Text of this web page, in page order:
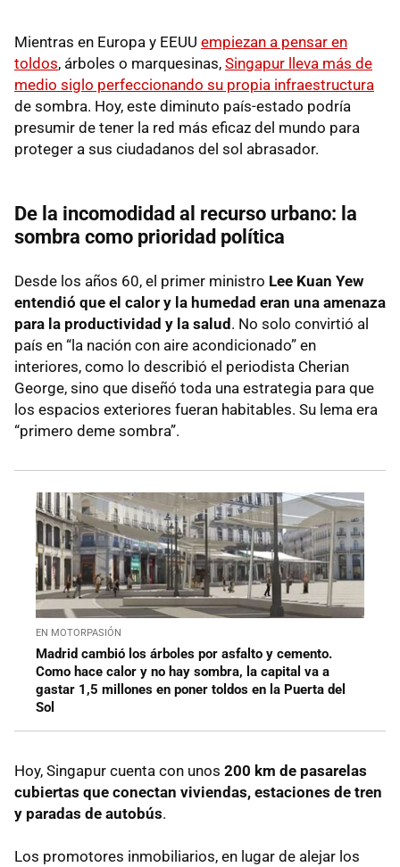
Mientras en Europa y EEUU empiezan a pensar en
toldos, árboles o marquesinas, Singapur lleva más de
medio siglo perfeccionando su propia infraestructura
de sombra. Hoy, este diminuto país-estado podría
presumir de tener la red más eficaz del mundo para
proteger a sus ciudadanos del sol abrasador.
De la incomodidad al recurso urbano: la
sombra como prioridad política
Desde los años 60, el primer ministro Lee Kuan Yew
entendió que el calor y la humedad eran una amenaza
para la productividad y la salud . No solo convirtió al
país en “la nación con aire acondicionado” en
interiores, como lo describió el periodista Cherian
George, sino que diseñó toda una estrategia para que
los espacios exteriores fueran habitables. Su lema era
“primero deme sombra”.
EN MOTORPASIÓN
Madrid cambió los árboles por asfalto y cemento.
Como hace calor y no hay sombra, la capital va a
gastar 1,5 millones en poner toldos en la Puerta del
Sol
Hoy, Singapur cuenta con unos 200 km de pasarelas
cubiertas que conectan viviendas, estaciones de tren
y paradas de autobús.
Los promotores inmobiliarios, en lugar de alejar los